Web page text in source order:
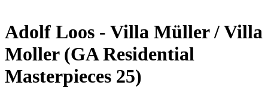
Adolf Loos - Villa Müller / Villa
Moller (GA Residential
Masterpieces 25)